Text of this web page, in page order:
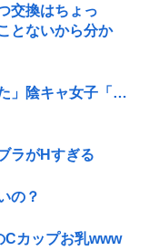
交換はちょっ
とないから分か
」陰キャ女子「…
ラがHすぎる
の？
Cカップお乳www